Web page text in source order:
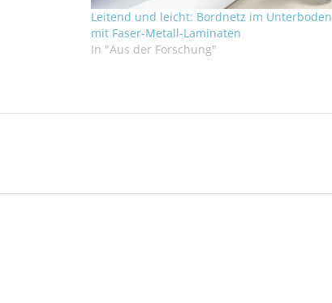
Leitend und leicht: Bordnetz im Unterboden
mit Faser-Metall-Laminaten
In "Aus der Forschung"